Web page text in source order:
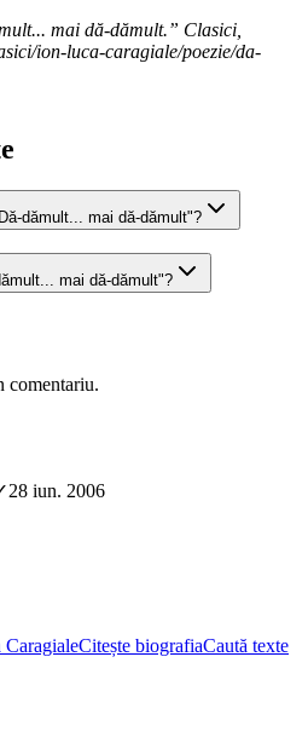
mai dă-dămult.” Clasici,
ion-luca-caragiale/poezie/da-
dămult... mai dă-dămult"?
mai dă-dămult"?
comentariu.
28 iun. 2006
Citește biografiaCaută texte